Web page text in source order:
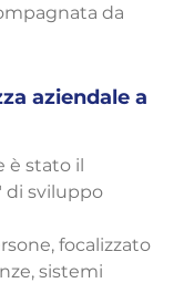
da
aziendale a
è stato il
di sviluppo
focalizzato
sistemi